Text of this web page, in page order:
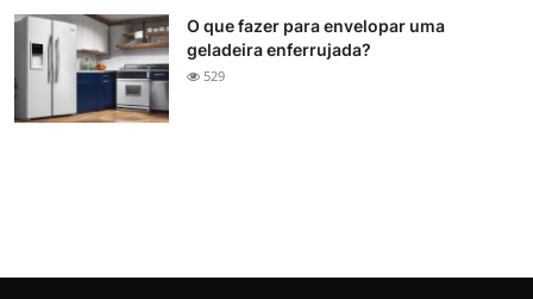
O que fazer para envelopar uma
geladeira enferrujada?
529